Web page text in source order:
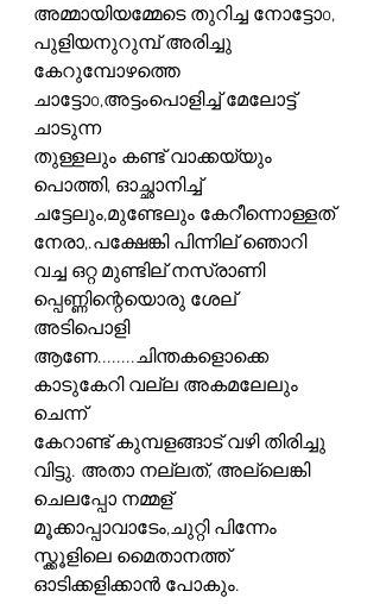
അമ്മായിയമ്മേടെ തുറിച്ച നോട്ടോo,
പുളിയനുറുമ്പ് അരിച്ചു
കേറുമ്പോഴത്തെ
ചാട്ടോo,അട്ടംപൊളിച്ച് മേലോട്ട്
ചാടുന്ന
തുള്ളലും കണ്ട് വാക്കയ്യും
പൊത്തി, ഓച്ഛാനിച്ച്
ചട്ടേലും,മുണ്ടേലും കേറീന്നൊള്ളത്
നേരാ,.പക്ഷേങ്കി പിന്നില് ഞൊറി
വച്ച ഒറ്റ മുണ്ടില് നസ്രാണി
പ്പെണ്ണിന്റെയൊരു ശേല്
അടിപൊളി
ആണേ........ചിന്തകളൊക്കെ
കാടുകേറി വല്ല അകമലേലും
ചെന്ന്
കേറാണ്ട് കുമ്പളങ്ങാട് വഴി തിരിച്ചു
വിട്ടു. അതാ നല്ലത്, അല്ലെങ്കി
ചെലപ്പോ നമ്മള്
മൂക്കാപ്പാവാടേം,ചുറ്റി പിന്നേം
സ്ക്കൂളിലെ മൈതാനത്ത്
ഓടിക്കളിക്കാൻ പോകും.